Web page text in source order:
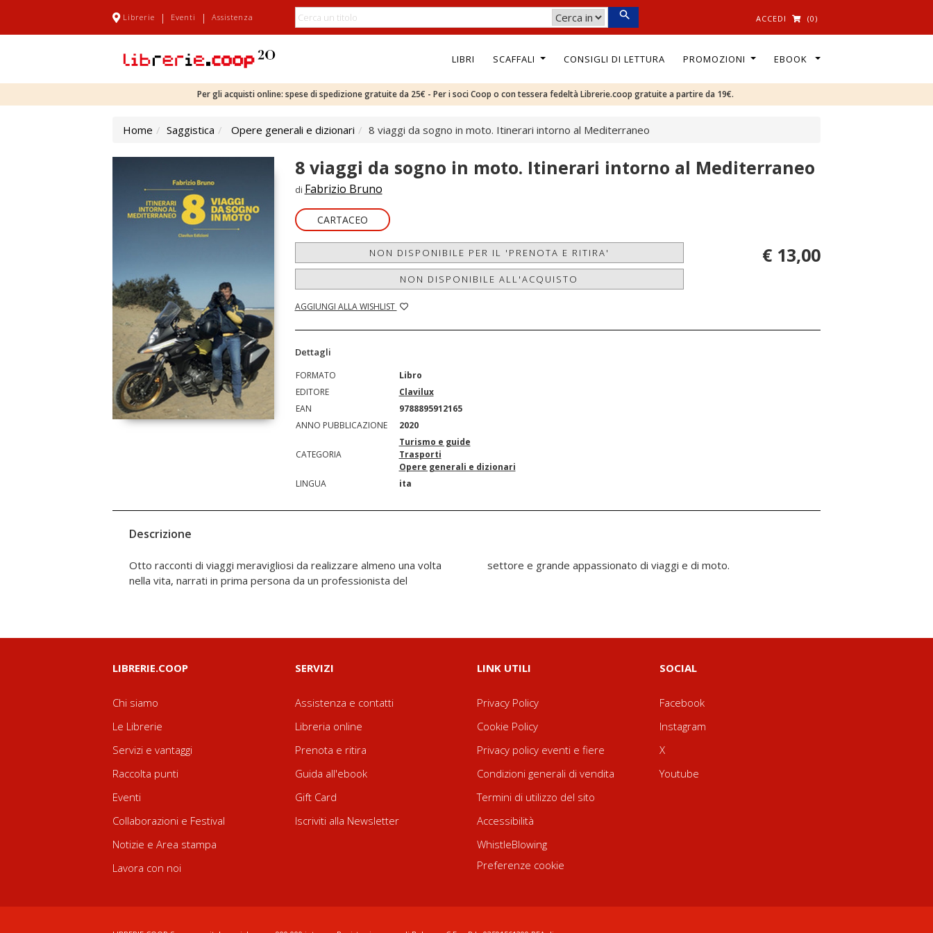
Librerie | Eventi | Assistenza ACCEDI (0)
LIBRI SCAFFALI CONSIGLI DI LETTURA PROMOZIONI EBOOK
Per gli acquisti online: spese di spedizione gratuite da 25€ - Per i soci Coop o con tessera fedeltà Librerie.coop gratuite a partire da 19€.
Home Saggistica Opere generali e dizionari 8 viaggi da sogno in moto. Itinerari intorno al Mediterraneo
8 viaggi da sogno in moto. Itinerari intorno al Mediterraneo
di Fabrizio Bruno
CARTACEO
NON DISPONIBILE PER IL 'PRENOTA E RITIRA'
NON DISPONIBILE ALL'ACQUISTO
AGGIUNGI ALLA WISHLIST
€ 13,00
Dettagli
FORMATO
Libro
EDITORE
Clavilux
EAN
9788895912165
ANNO PUBBLICAZIONE
2020
CATEGORIA
Turismo e guide
Trasporti
Opere generali e dizionari
LINGUA
ita
Descrizione
Otto racconti di viaggi meravigliosi da realizzare almeno una volta
nella vita, narrati in prima persona da un professionista del
settore e grande appassionato di viaggi e di moto.
LIBRERIE.COOP
Chi siamo
Le Librerie
Servizi e vantaggi
Raccolta punti
Eventi
Collaborazioni e Festival
Notizie e Area stampa
Lavora con noi
SERVIZI
Assistenza e contatti
Libreria online
Prenota e ritira
Guida all'ebook
Gift Card
Iscriviti alla Newsletter
LINK UTILI
Privacy Policy
Cookie Policy
Privacy policy eventi e fiere
Condizioni generali di vendita
Termini di utilizzo del sito
Accessibilità
WhistleBlowing
Preferenze cookie
SOCIAL
Facebook
Instagram
X
Youtube